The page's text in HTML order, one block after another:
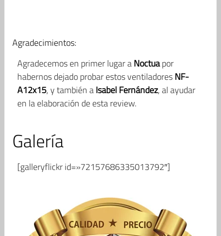
Agradecimientos:
Agradecemos en primer lugar aNoctuapor
habernos dejado probar estos ventiladoresNF-
A12x15, y también aIsabel Fernández, al ayudar
en la elaboración de esta review.
Galería
[galleryflickr id=»72157686335013792″]